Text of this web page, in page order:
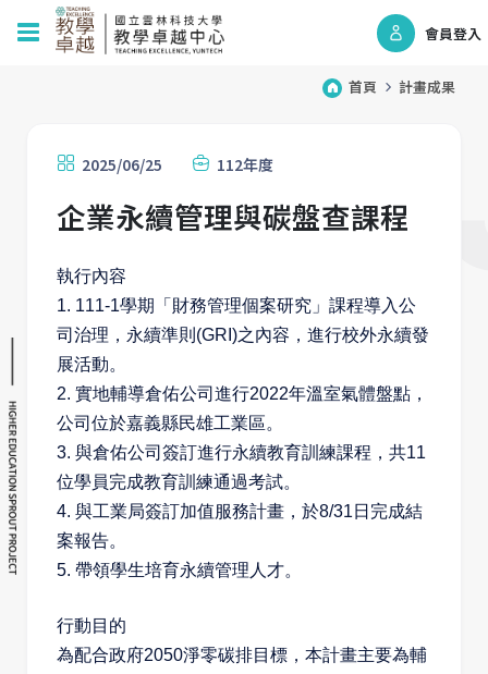
會員登入
首頁 計畫成果
2025/06/25 112年度
企業永續管理與碳盤查課程
執行內容
1. 111-1學期「財務管理個案研究」課程導入公
司治理，永續準則(GRI)之內容，進行校外永續發
展活動。
2. 實地輔導倉佑公司進行2022年溫室氣體盤點，
公司位於嘉義縣民雄工業區。
3. 與倉佑公司簽訂進行永續教育訓練課程，共11
位學員完成教育訓練通過考試。
4. 與工業局簽訂加值服務計畫，於8/31日完成結
案報告。
5. 帶領學生培育永續管理人才。
行動目的
為配合政府2050淨零碳排目標，本計畫主要為輔